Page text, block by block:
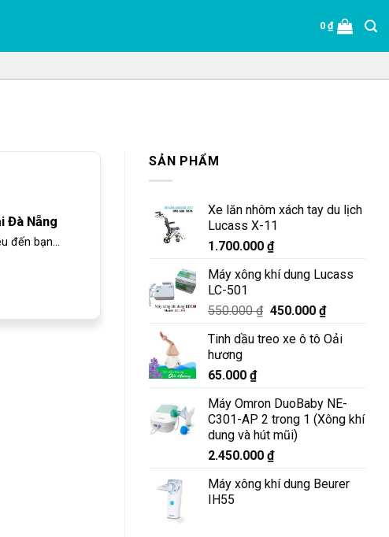
0₫
Đà Nẵng
đến bạn...
SẢN PHẨM
Xe lăn nhôm xách tay du lịch
Lucass X-11
1.700.000 ₫
Máy xông khí dung Lucass
LC-501
550.000₫ Giá
là:
450.000 ₫Giá
tại
Tinh dầu treo xe ô tô Oải
hương
65.000 ₫
Máy Omron DuoBaby NE-
C301-AP 2 trong 1 (Xông khí
dung và hút mũi)
2.450.000 ₫
Máy xông khí dung Beurer
IH55